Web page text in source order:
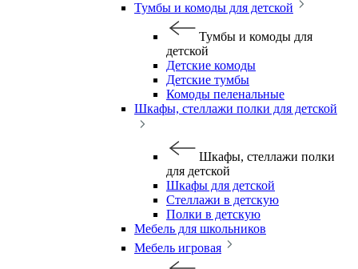
Тумбы и комоды для детской
Тумбы и комоды для
детской
Детские комоды
Детские тумбы
Комоды пеленальные
Шкафы, стеллажи полки для детской
Шкафы, стеллажи полки
для детской
Шкафы для детской
Стеллажи в детскую
Полки в детскую
Мебель для школьников
Мебель игровая